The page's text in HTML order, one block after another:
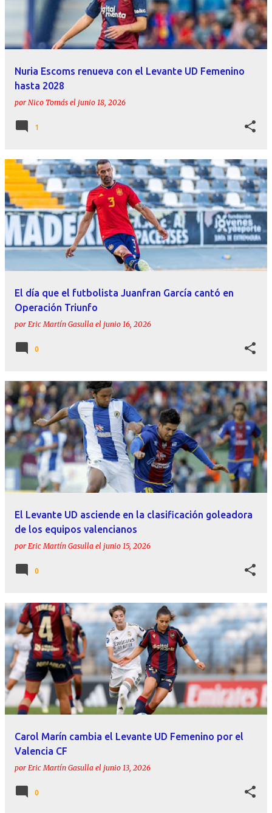
d
Nuria Escoms renueva con el Levante UD Femenino
hasta 2028
por Nico Tomás el junio 18, 2026
1
El día que el futbolista Juanfran García cantó en
Operación Triunfo
por Eric Martín Gasulla el junio 16, 2026
0
El Levante UD asciende en la clasificación goleadora
de los equipos valencianos
por Eric Martín Gasulla el junio 15, 2026
0
Carol Marín cambia el Levante UD Femenino por el
Valencia CF
por Eric Martín Gasulla el junio 13, 2026
0